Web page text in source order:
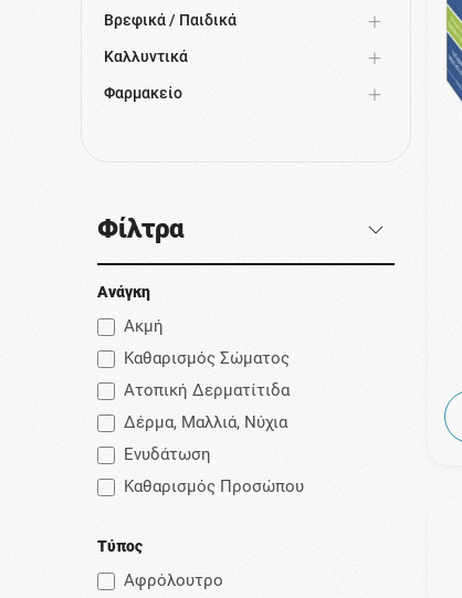
Βρεφικά / Παιδικά
Καλλυντικά
Φαρμακείο
Φίλτρα
Ανάγκη
Ακμή
Καθαρισμός Σώματος
Ατοπική Δερματίτιδα
Δέρμα, Μαλλιά, Νύχια
Ενυδάτωση
Καθαρισμός Προσώπου
Τύπος
Αφρόλουτρο